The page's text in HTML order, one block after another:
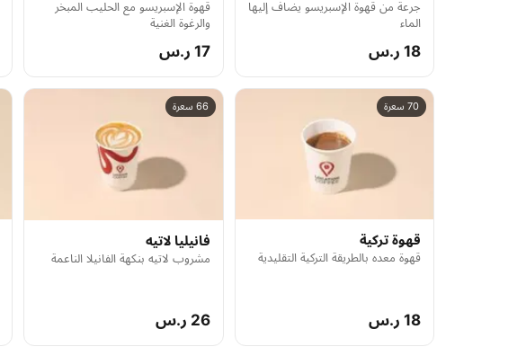
جرعة من قهوة الإسبريسو يضاف إليها
الماء
18 ر.س
قهوة الإسبريسو مع الحليب المبخر
والرغوة الغنية
17 ر.س
70 سعرة
قهوة تركية
قهوة معده بالطريقة التركية التقليدية
18 ر.س
66 سعرة
فانيليا لاتيه
مشروب لاتيه بنكهة الفانيلا الناعمة
26 ر.س